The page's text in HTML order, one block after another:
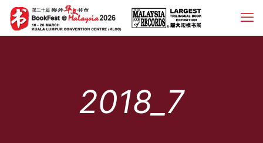
2018_7